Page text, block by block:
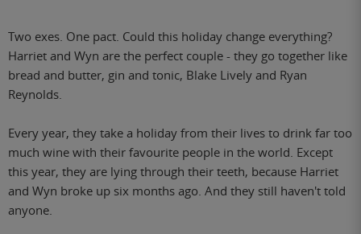
Two exes. One pact. Could this holiday change everything?
Harriet and Wyn are the perfect couple - they go together like
bread and butter, gin and tonic, Blake Lively and Ryan
Reynolds.
Every year, they take a holiday from their lives to drink far too
much wine with their favourite people in the world. Except
this year, they are lying through their teeth, because Harriet
and Wyn broke up six months ago. And they still haven't told
anyone.